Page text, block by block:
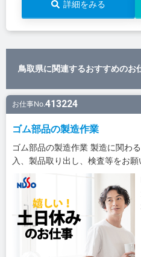
詳細をみる
鳥取県に関連するおすすめのお
お仕事No.413224
ゴム部品の製造作業
ゴム部品の製造作業 製造に関わ
入、製品取り出し、検査等をお願